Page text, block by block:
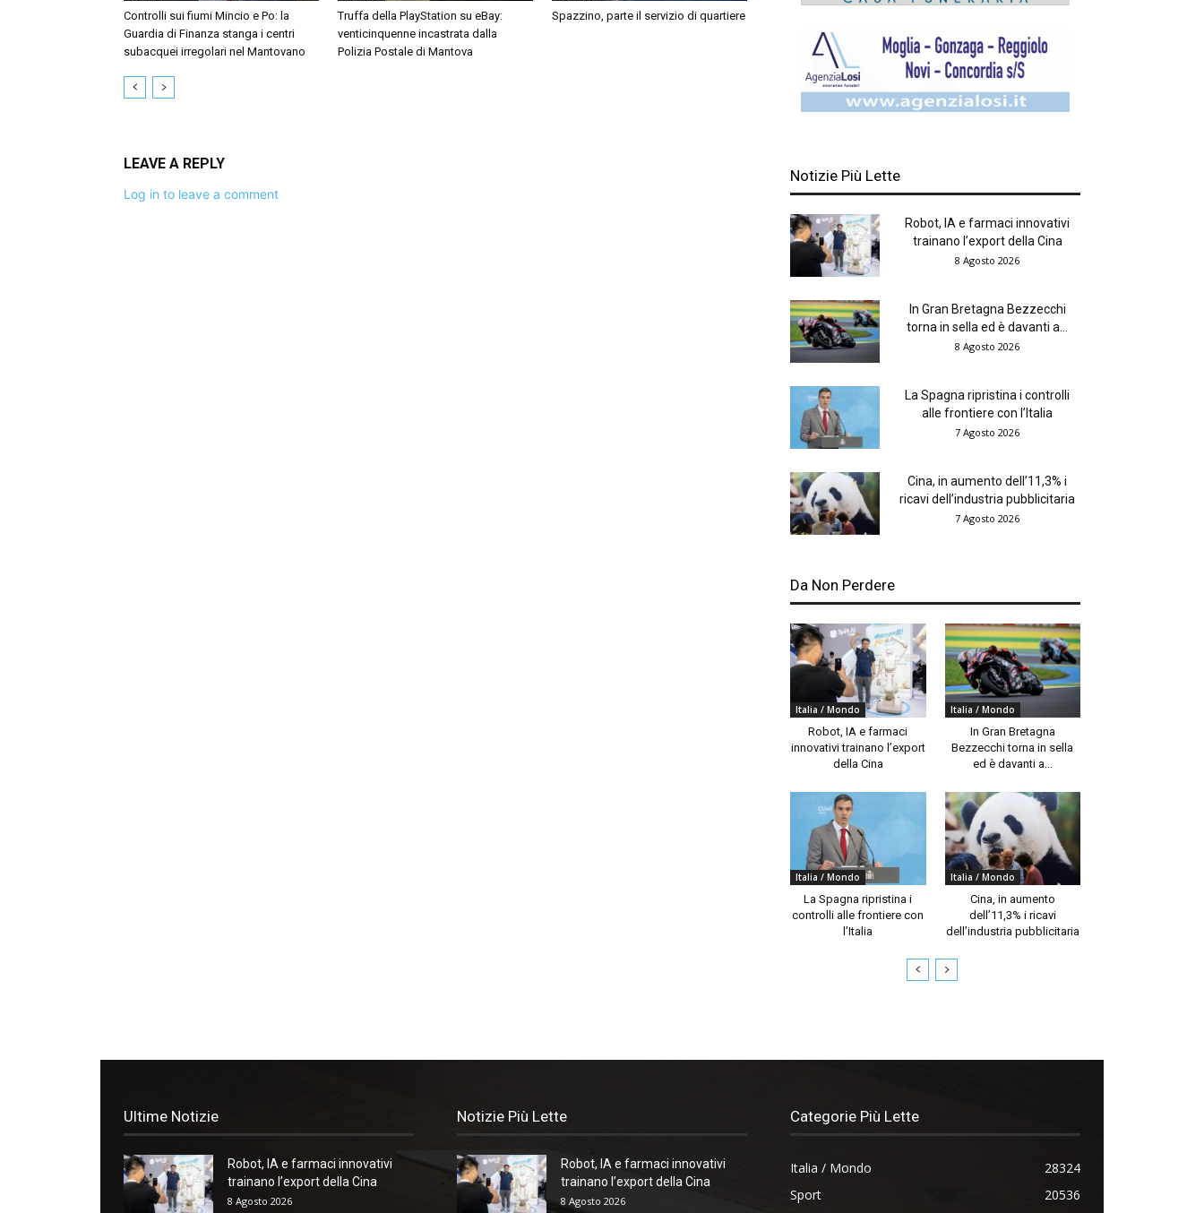
Controlli sui fiumi Mincio e Po: la
Guardia di Finanza stanga i centri
subacquei irregolari nel Mantovano
Truffa della PlayStation su eBay:
venticinquenne incastrata dalla
Polizia Postale di Mantova
Spazzino, parte il servizio di quartiere
LEAVE A REPLY
Log in to leave a comment
Notizie Più Lette
Robot, IA e farmaci innovativi
trainano l’export della Cina
8 Agosto 2026
In Gran Bretagna Bezzecchi
torna in sella ed è davanti a...
8 Agosto 2026
La Spagna ripristina i controlli
alle frontiere con l’Italia
7 Agosto 2026
Cina, in aumento dell’11,3% i
ricavi dell’industria pubblicitaria
7 Agosto 2026
Da Non Perdere
Italia / Mondo
Robot, IA e farmaci
innovativi trainano l’export
della Cina
Italia / Mondo
In Gran Bretagna
Bezzecchi torna in sella
ed è davanti a...
Italia / Mondo
La Spagna ripristina i
controlli alle frontiere con
l’Italia
Italia / Mondo
Cina, in aumento
dell’11,3% i ricavi
dell’industria pubblicitaria
Ultime Notizie
Robot, IA e farmaci innovativi
trainano l’export della Cina
8 Agosto 2026
Notizie Più Lette
Robot, IA e farmaci innovativi
trainano l’export della Cina
8 Agosto 2026
Categorie Più Lette
Italia / Mondo
28324
Sport
20536